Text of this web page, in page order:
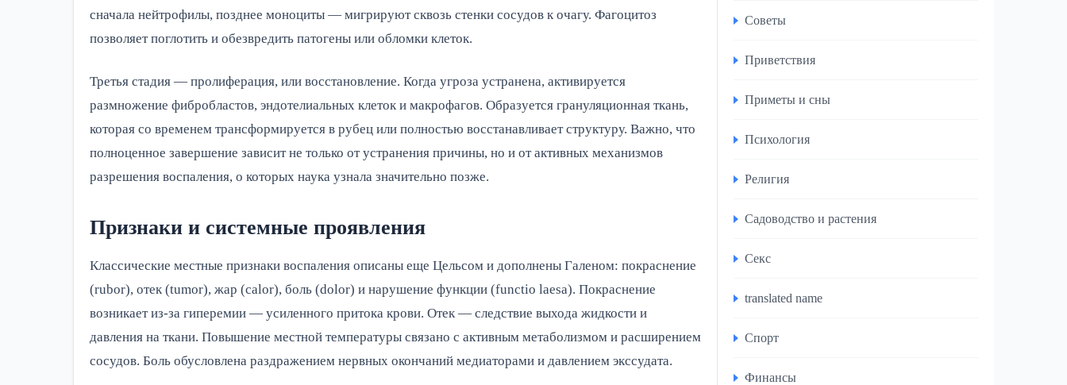
сначала нейтрофилы, позднее моноциты — мигрируют сквозь стенки сосудов к очагу. Фагоцитоз
позволяет поглотить и обезвредить патогены или обломки клеток.
Третья стадия — пролиферация, или восстановление. Когда угроза устранена, активируется
размножение фибробластов, эндотелиальных клеток и макрофагов. Образуется грануляционная ткань,
которая со временем трансформируется в рубец или полностью восстанавливает структуру. Важно, что
полноценное завершение зависит не только от устранения причины, но и от активных механизмов
разрешения воспаления, о которых наука узнала значительно позже.
Признаки и системные проявления
Классические местные признаки воспаления описаны еще Цельсом и дополнены Галеном: покраснение
(rubor), отек (tumor), жар (calor), боль (dolor) и нарушение функции (functio laesa). Покраснение
возникает из-за гиперемии — усиленного притока крови. Отек — следствие выхода жидкости и
давления на ткани. Повышение местной температуры связано с активным метаболизмом и расширением
сосудов. Боль обусловлена раздражением нервных окончаний медиаторами и давлением экссудата.
Советы
Приветствия
Приметы и сны
Психология
Религия
Садоводство и растения
Секс
translated name
Спорт
Финансы